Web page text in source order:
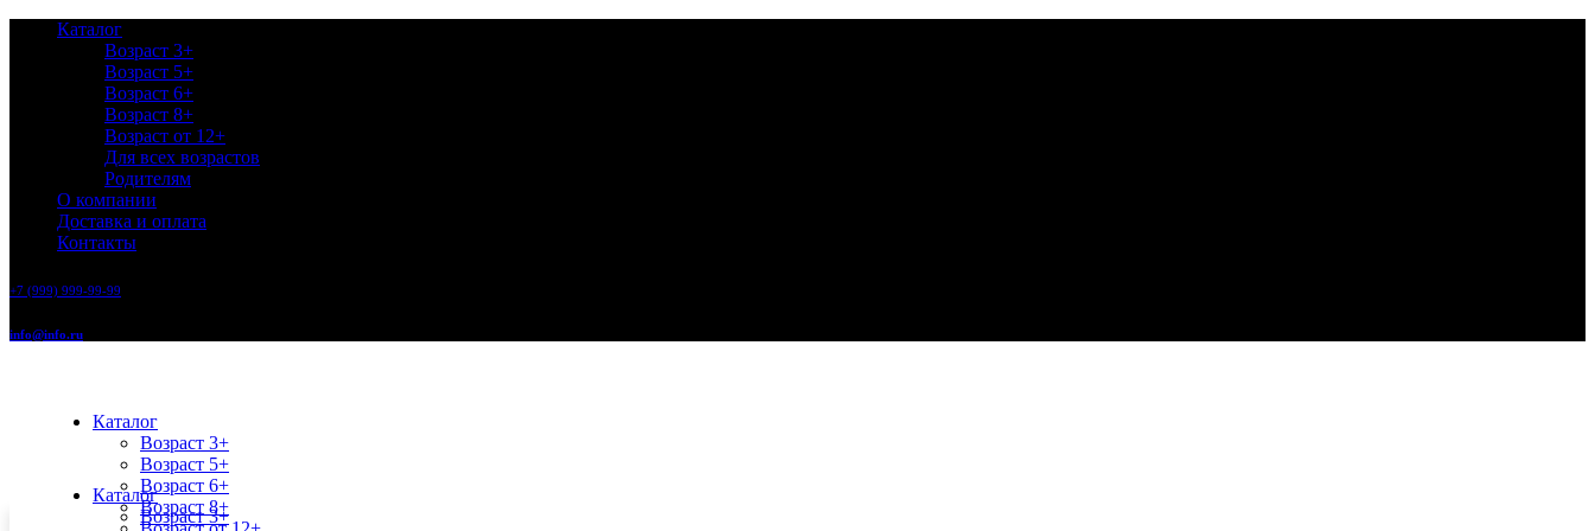
Каталог
Возраст 3+
Возраст 5+
Возраст 6+
Возраст 8+
Возраст от 12+
Для всех возрастов
Родителям
О компании
Доставка и оплата
Контакты
+7 (999) 999-99-99
info@info.ru
Каталог
Возраст 3+
Возраст 5+
Возраст 6+
Возраст 8+
Каталог
Возраст 3+